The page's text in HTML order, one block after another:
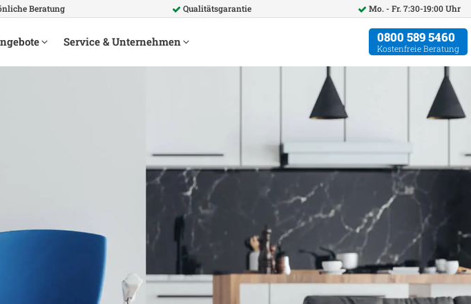
Beratung Qualitätsgarantie Mo. - Fr. 7:30-19:00 Uhr
Service & Unternehmen 0800 589 5460
Kostenfreie Beratung